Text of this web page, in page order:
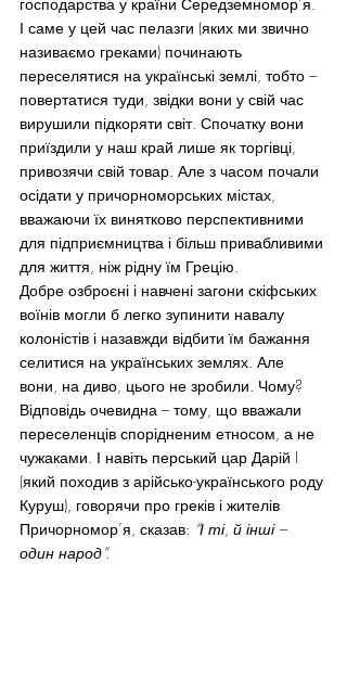
І саме у цей час пелазги (яких ми звично
називаємо греками) починають
переселятися на українські землі, тобто –
повертатися туди, звідки вони у свій час
вирушили підкоряти світ. Спочатку вони
приїздили у наш край лише як торгівці,
привозячи свій товар. Але з часом почали
осідати у причорноморських містах,
вважаючи їх винятково перспективними
для підприємництва і більш привабливими
для життя, ніж рідну їм Грецію.
Добре озброєні і навчені загони скіфських
воїнів могли б легко зупинити навалу
колоністів і назавжди відбити їм бажання
селитися на українських землях. Але
вони, на диво, цього не зробили. Чому?
Відповідь очевидна – тому, що вважали
переселенців спорідненим етносом, а не
чужаками. І навіть перський цар Дарій I
(який походив з арійсько-українського роду
Куруш), говорячи про греків і жителів
Причорномор’я, сказав: “І ті, й інші –
один народ”.